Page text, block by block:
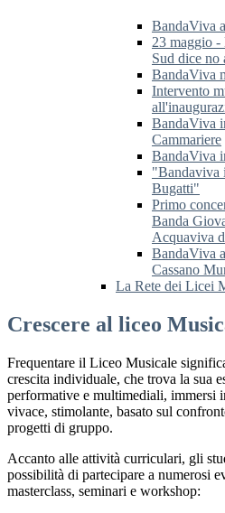
BandaViva
23 maggio -
Sud dice no
BandaViva
Intervento
BandaViva
Cammariere
BandaViva
"Bandaviva
Bugatti"
Primo
Banda
Acquaviva
BandaViva
Cassano
La Rete dei Licei
Crescere al liceo
Frequentare il Liceo Musicale
crescita individuale, che trova la sua
performative e multimediali, immersi
vivace, stimolante, basato sul
progetti di gruppo.
Accanto alle attività curriculari, gli
possibilità di partecipare a numerosi
masterclass, seminari e workshop: